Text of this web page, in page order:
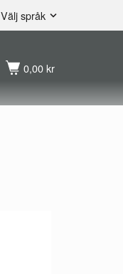
Välj språk
Français
Nederlands
0,00 kr